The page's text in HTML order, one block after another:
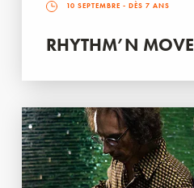
10 SEPTEMBRE - DÈS 7 ANS
RHYTHM’N MOVE